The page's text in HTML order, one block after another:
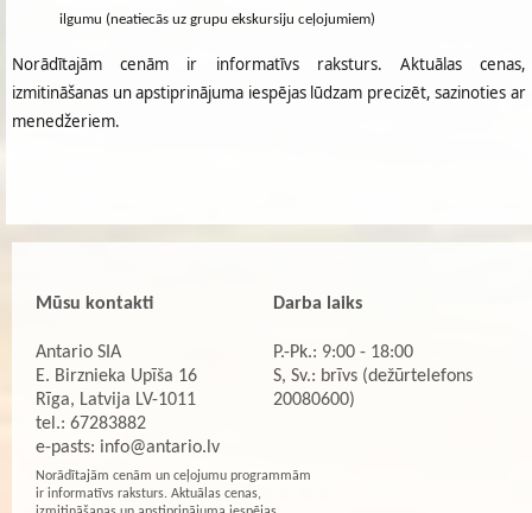
ilgumu (neatiecās uz grupu ekskursiju ceļojumiem)
Norādītajām cenām ir informatīvs raksturs. Aktuālas cenas,
izmitināšanas un apstiprinājuma iespējas lūdzam precizēt, sazinoties ar
menedžeriem.
Mūsu kontakti
Antario SIA
E. Birznieka Upīša 16
Rīga, Latvija LV-1011
tel.: 67283882
e-pasts: info@antario.lv
Darba laiks
P.-Pk.: 9:00 - 18:00
S, Sv.: brīvs (dežūrtelefons
20080600)
Norādītajām cenām un ceļojumu programmām
ir informatīvs raksturs. Aktuālas cenas,